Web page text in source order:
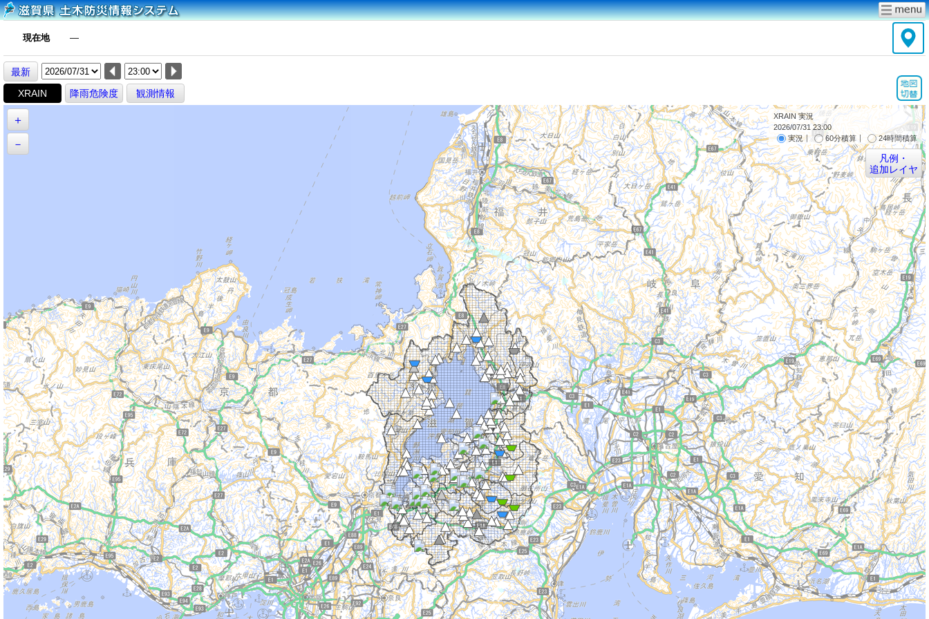
現在地 ―
最新
XRAIN
降雨危険度 観測情報
＋
－
XRAIN 実況
2026/07/31 23:00
実況｜ 60分積算 ｜ 24時間積算
凡例・
追加レイヤ